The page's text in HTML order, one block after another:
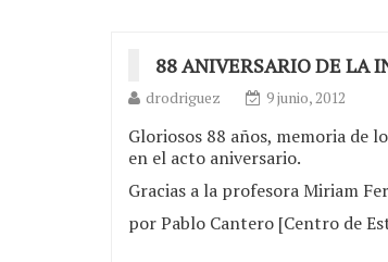
88 ANIVERSARIO DE LA
drodriguez 9 junio, 2012
Gloriosos 88 años, memoria de
en el acto aniversario.
Gracias a la profesora Miriam
por Pablo Cantero [Centro de